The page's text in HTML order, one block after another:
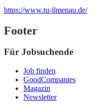
https://www.tu-ilmenau.de/
Footer
Für Jobsuchende
Job finden
GoodCompanies
Magazin
Newsletter